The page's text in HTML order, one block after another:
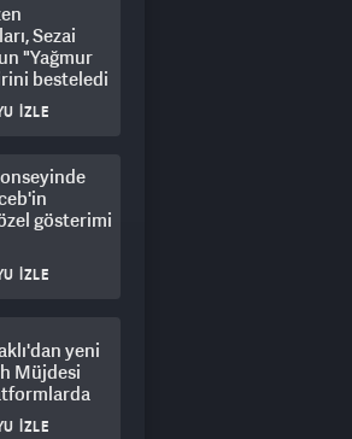
Sezai
"Yağmur
besteledi
İZLE
gösterimi
İZLE
yeni
Müjdesi
İZLE